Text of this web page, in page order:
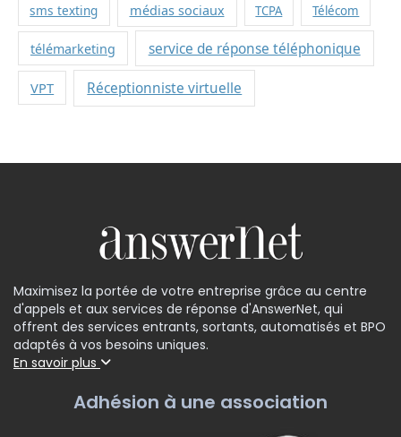
sms texting médias sociaux TCPA Télécom
télémarketing service de réponse téléphonique
VPT Réceptionniste virtuelle
Maximisez la portée de votre entreprise grâce au centre
d'appels et aux services de réponse d'AnswerNet, qui
offrent des services entrants, sortants, automatisés et BPO
adaptés à vos besoins uniques.
En savoir plus
Adhésion à une association